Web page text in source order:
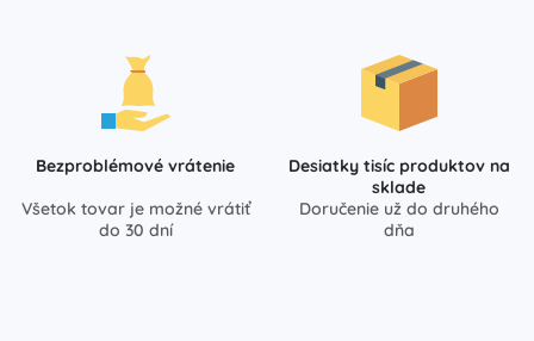
Bezproblémové vrátenie
Všetok tovar je možné vrátiť
do 30 dní
Desiatky tisíc produktov na
sklade
Doručenie už do druhého
dňa